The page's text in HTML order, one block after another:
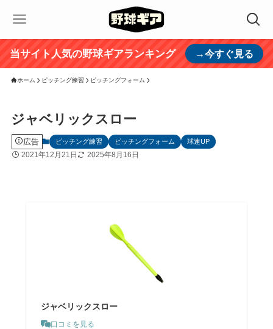
当サイト人気の野球ギアランキング →今すぐ見る
ホーム ピッチング練習 ピッチングフォーム
ジャベリックスロー
広告 ピッチング練習 ピッチングフォーム 球速UP
2021年12月21日 2025年8月16日
ジャベリックスロー
口コミを見る